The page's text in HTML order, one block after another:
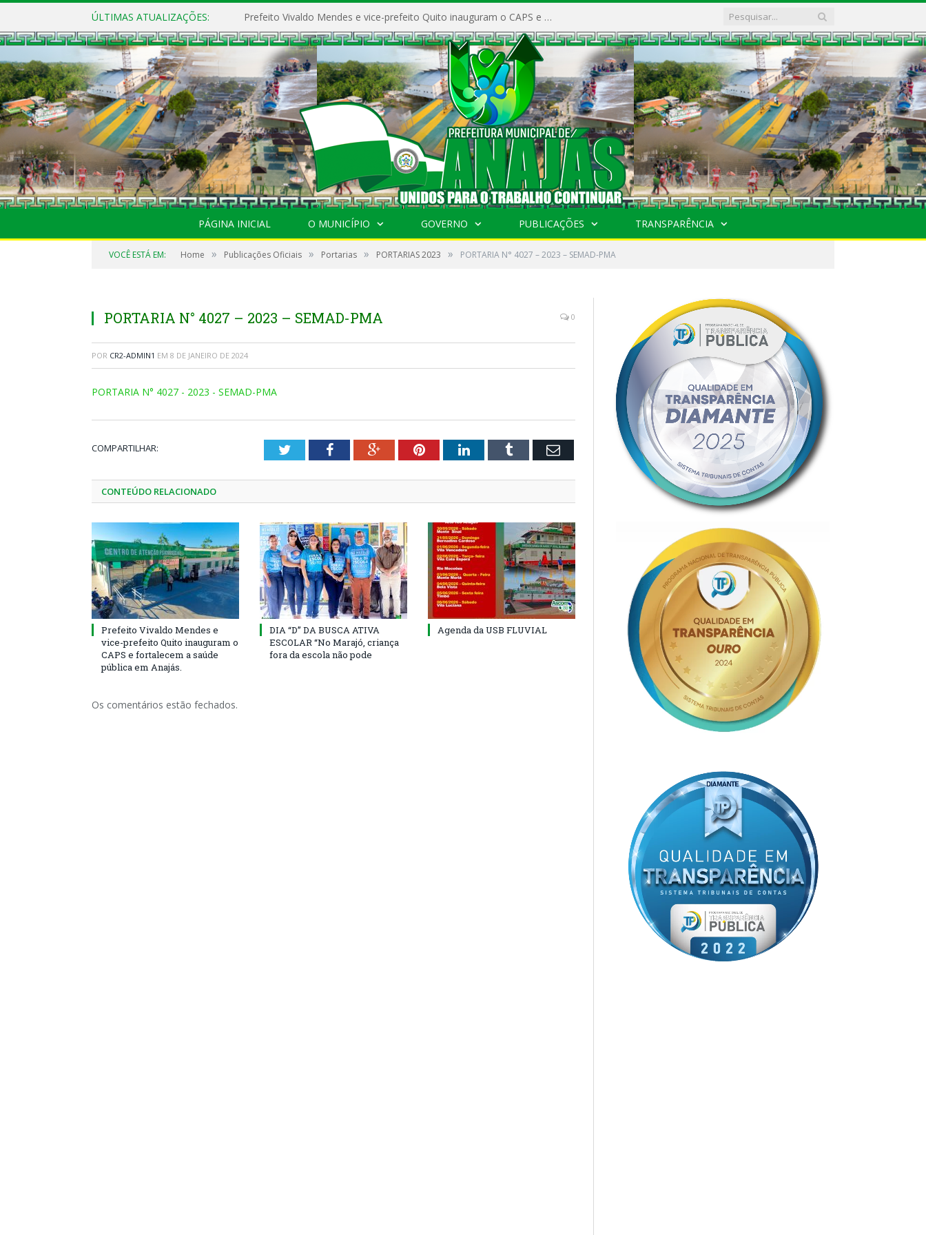
ÚLTIMAS ATUALIZAÇÕES: Prefeito Vivaldo Mendes e vice-prefeito Quito inauguram o CAPS e fortalecem a saúde pública em Anajás.
PÁGINA INICIAL O MUNICÍPIO GOVERNO PUBLICAÇÕES TRANSPARÊNCIA
VOCÊ ESTÁ EM: Home » Publicações Oficiais » Portarias » PORTARIAS 2023 » PORTARIA N° 4027 – 2023 – SEMAD-PMA
PORTARIA N° 4027 – 2023 – SEMAD-PMA 0
POR CR2-ADMIN1 EM 8 DE JANEIRO DE 2024
PORTARIA N° 4027 - 2023 - SEMAD-PMA
COMPARTILHAR: TwitterFacebookGoogle+PinterestLinkedInTumblr Email
CONTEÚDO RELACIONADO
Prefeito Vivaldo Mendes e
vice-prefeito Quito inauguram o
CAPS e fortalecem a saúde
pública em Anajás.
DIA “D” DA BUSCA ATIVA
ESCOLAR “No Marajó, criança
fora da escola não pode
Agenda da USB FLUVIAL
Os comentários estão fechados.